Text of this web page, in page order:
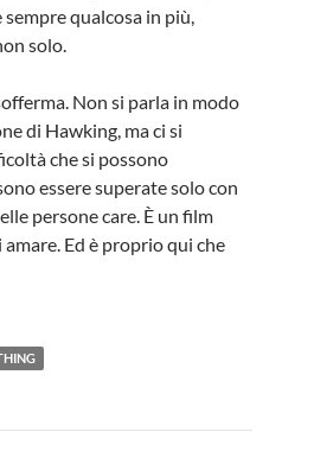
sempre qualcosa in più,
solo.
Non si parla in modo
di Hawking, ma ci si
che si possono
essere superate solo con
persone care. È un film
Ed è proprio qui che